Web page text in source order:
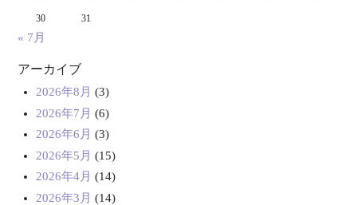
30 31
« 7月
アーカイブ
2026年8月 (3)
2026年7月 (6)
2026年6月 (3)
2026年5月 (15)
2026年4月 (14)
2026年3月 (14)